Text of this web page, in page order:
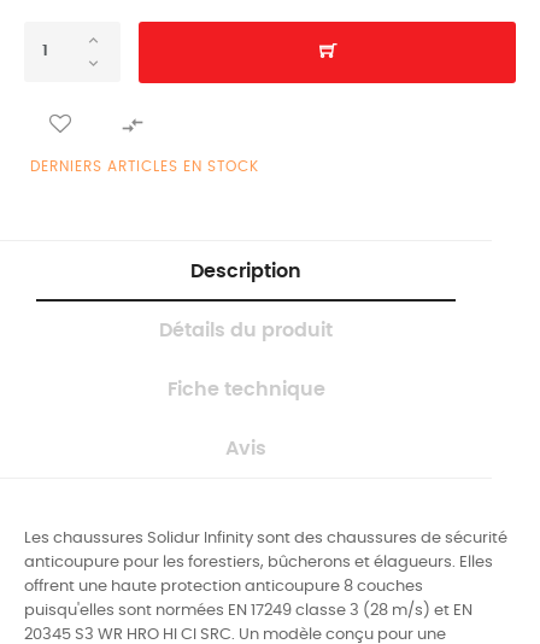

DERNIERS ARTICLES EN STOCK
Description
Détails du produit
Fiche technique
Avis
Les chaussures Solidur Infinity sont des chaussures de sécurité
anticoupure pour les forestiers, bûcherons et élagueurs. Elles
offrent une haute protection anticoupure 8 couches
puisqu'elles sont normées EN 17249 classe 3 (28 m/s) et EN
20345 S3 WR HRO HI CI SRC. Un modèle conçu pour une